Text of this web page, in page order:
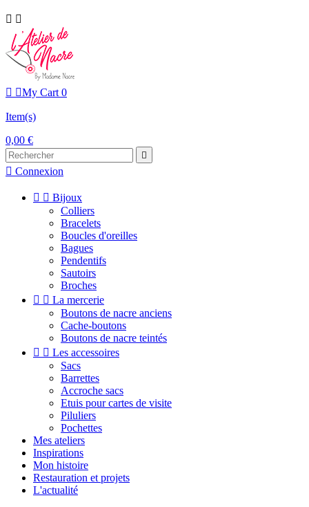
 
 My Cart 0
Item(s)
0,00 €

 Connexion
  Bijoux
Colliers
Bracelets
Boucles d'oreilles
Bagues
Pendentifs
Sautoirs
Broches
  La mercerie
Boutons de nacre anciens
Cache-boutons
Boutons de nacre teintés
  Les accessoires
Sacs
Barrettes
Accroche sacs
Etuis pour cartes de visite
Piluliers
Pochettes
Mes ateliers
Inspirations
Mon histoire
Restauration et projets
L'actualité